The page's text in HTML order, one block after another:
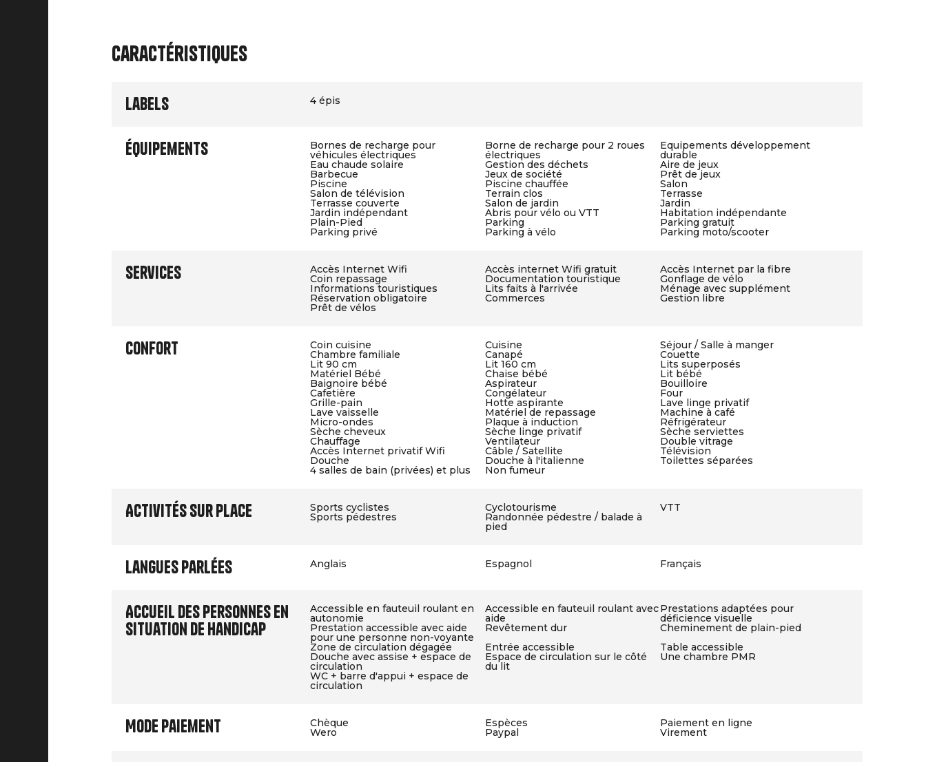
Caractéristiques
Labels 4 épis
Équipements Bornes de recharge pour
véhicules électriques
Borne de recharge pour 2 roues
électriques
Equipements développement
durable
Eau chaude solaire Gestion des déchets Aire de jeux
Barbecue Jeux de société Prêt de jeux
Piscine Piscine chauffée Salon
Salon de télévision Terrain clos Terrasse
Terrasse couverte Salon de jardin Jardin
Jardin indépendant Abris pour vélo ou VTT Habitation indépendante
Plain-Pied Parking Parking gratuit
Parking privé Parking à vélo Parking moto/scooter
Services Accès Internet Wifi Accès internet Wifi gratuit Accès Internet par la fibre
Coin repassage Documentation touristique Gonflage de vélo
Informations touristiques Lits faits à l'arrivée Ménage avec supplément
Réservation obligatoire Commerces Gestion libre
Prêt de vélos
Confort Coin cuisine Cuisine Séjour / Salle à manger
Chambre familiale Canapé Couette
Lit 90 cm Lit 160 cm Lits superposés
Matériel Bébé Chaise bébé Lit bébé
Baignoire bébé Aspirateur Bouilloire
Cafetière Congélateur Four
Grille-pain Hotte aspirante Lave linge privatif
Lave vaisselle Matériel de repassage Machine à café
Micro-ondes Plaque à induction Réfrigérateur
Sèche cheveux Sèche linge privatif Sèche serviettes
Chauffage Ventilateur Double vitrage
Accès Internet privatif Wifi Câble / Satellite Télévision
Douche Douche à l'italienne Toilettes séparées
4 salles de bain (privées) et plus Non fumeur
Activités sur place Sports cyclistes Cyclotourisme VTT
Sports pédestres Randonnée pédestre / balade à
pied
Langues parlées Anglais Espagnol Français
Accueil des personnes en
situation de handicap
Accessible en fauteuil roulant en
autonomie
Accessible en fauteuil roulant avec
aide
Prestations adaptées pour
déficience visuelle
Prestation accessible avec aide
pour une personne non-voyante
Revêtement dur
Cheminement de plain-pied
Zone de circulation dégagée
Entrée accessible Table accessible
Douche avec assise + espace de
circulation
Espace de circulation sur le côté
du lit
Une chambre PMR
WC + barre d'appui + espace de
circulation
Mode paiement Chèque Espèces Paiement en ligne
Wero Paypal Virement